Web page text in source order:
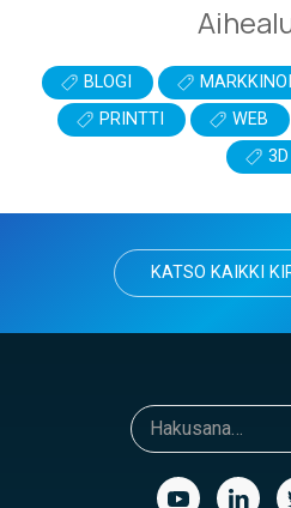
BLOGI
PRINTTI
WEB
3D
KATSO KAIKKI